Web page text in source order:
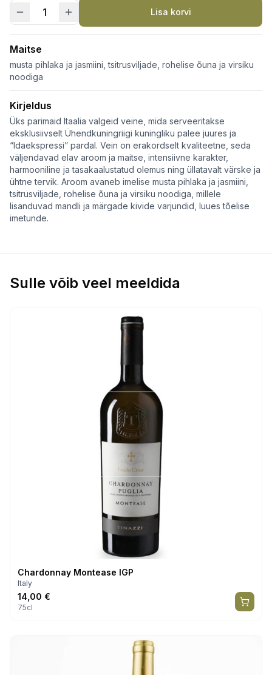
dei
Gavi
®
Etichetta
Nera
DOCG
kogus
Lisa korvi
Maitse
musta pihlaka ja jasmiini, tsitrusviljade, rohelise õuna ja virsiku
noodiga
Kirjeldus
Üks parimaid Itaalia valgeid veine, mida serveeritakse
eksklusiivselt Ühendkuningriigi kuningliku palee juures ja
“Idaekspressi” pardal. Vein on erakordselt kvaliteetne, seda
väljendavad elav aroom ja maitse, intensiivne karakter,
harmooniline ja tasakaalustatud olemus ning üllatavalt värske ja
ühtne tervik. Aroom avaneb imelise musta pihlaka ja jasmiini,
tsitrusviljade, rohelise õuna ja virsiku noodiga, millele
lisanduvad mandli ja märgade kivide varjundid, luues tõelise
imetunde.
Sulle võib veel meeldida
Chardonnay Montease IGP
Italy
14,00 €
75cl